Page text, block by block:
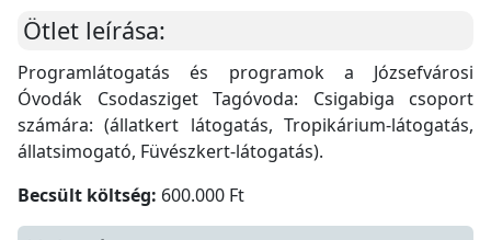
Ötlet leírása:
Programlátogatás és programok a Józsefvárosi
Óvodák Csodasziget Tagóvoda: Csigabiga csoport
számára: (állatkert látogatás, Tropikárium-látogatás,
állatsimogató, Füvészkert-látogatás).
Becsült költség: 600.000 Ft